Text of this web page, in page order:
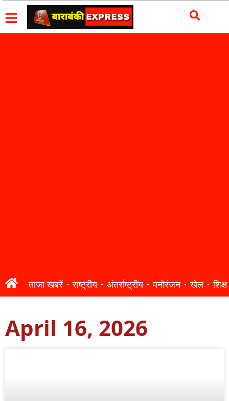
ताजा खबरें राष्ट्रीय अंतर्राष्ट्रीय मनोरंजन खेल शिक्षा
April 16, 2026